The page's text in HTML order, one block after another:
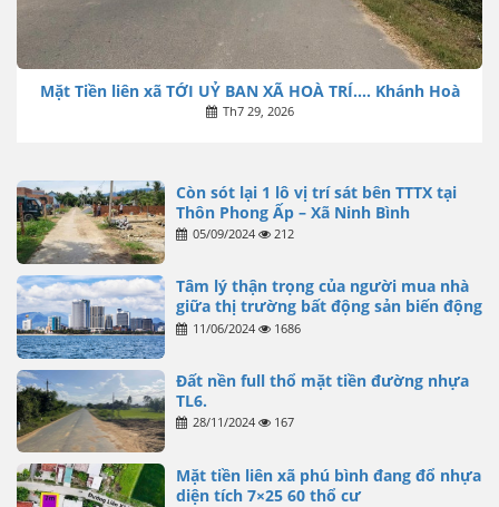
Mặt Tiền liên xã TỚI UỶ BAN XÃ HOÀ TRÍ…. Khánh Hoà
Th7 29, 2026
Còn sót lại 1 lô vị trí sát bên TTTX tại
Thôn Phong Ấp – Xã Ninh Bình
05/09/2024 212
Tâm lý thận trọng của người mua nhà
giữa thị trường bất động sản biến động
11/06/2024 1686
Đất nền full thổ mặt tiền đường nhựa
TL6.
28/11/2024 167
Mặt tiền liên xã phú bình đang đổ nhựa
diện tích 7×25 60 thổ cư